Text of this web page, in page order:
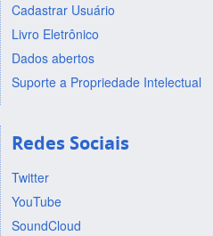
Cadastrar Usuário
Livro Eletrônico
Dados abertos
Suporte a Propriedade Intelectual
Redes Sociais
Twitter
YouTube
SoundCloud